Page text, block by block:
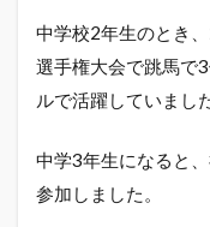
中学校2年生のとき
選手権大会で跳馬で
ルで活躍していました
中学3年生になると
参加しました。